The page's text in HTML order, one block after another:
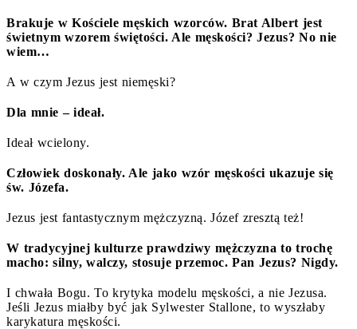
Brakuje w Kościele męskich wzorców. Brat Albert jest
świetnym wzorem świętości. Ale męskości? Jezus? No nie
wiem…
A w czym Jezus jest niemęski?
Dla mnie – ideał.
Ideał wcielony.
Człowiek doskonały. Ale jako wzór męskości ukazuje się
św. Józefa.
Jezus jest fantastycznym mężczyzną. Józef zresztą też!
W tradycyjnej kulturze prawdziwy mężczyzna to trochę
macho: silny, walczy, stosuje przemoc. Pan Jezus? Nigdy.
I chwała Bogu. To krytyka modelu męskości, a nie Jezusa.
Jeśli Jezus miałby być jak Sylwester Stallone, to wyszłaby
karykatura męskości.